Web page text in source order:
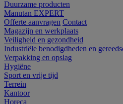
Duurzame producten
Manutan EXPERT
Offerte aanvragen Contact
Magazijn en werkplaats
Veiligheid en gezondheid
Industriële benodigdheden en
Verpakking en opslag
Hygiëne
Sport en vrije tijd
Terrein
Kantoor
Horeca